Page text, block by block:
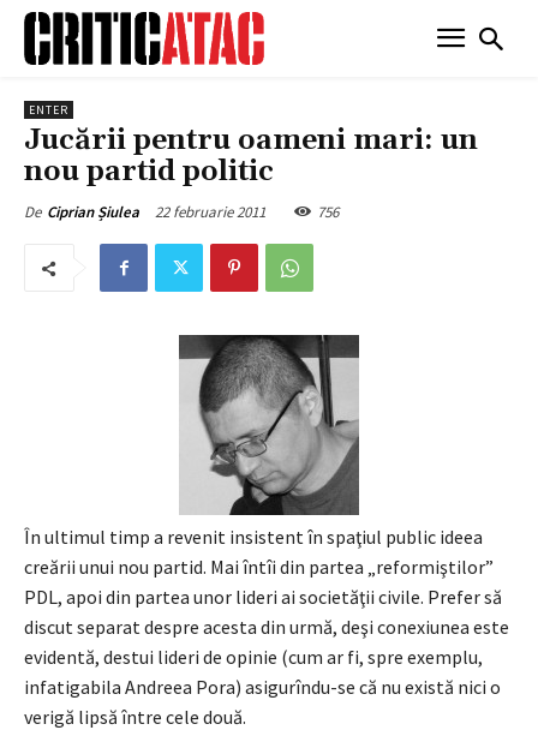
ENTER
Jucării pentru oameni mari: un
nou partid politic
De Ciprian Șiulea 22 februarie 2011 756
În ultimul timp a revenit insistent în spaţiul public ideea
creării unui nou partid. Mai întîi din partea „reformiştilor”
PDL, apoi din partea unor lideri ai societăţii civile. Prefer să
discut separat despre acesta din urmă, deşi conexiunea este
evidentă, destui lideri de opinie (cum ar fi, spre exemplu,
infatigabila Andreea Pora) asigurîndu-se că nu există nici o
verigă lipsă între cele două.